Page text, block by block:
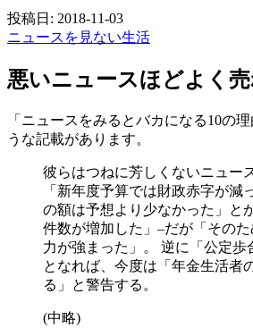
投稿日: 2018-11-03
ニュースを見ない生活
悪いニュースほどよく
「ニュースをみるとバカになる10の
うな記載があります。
彼らはつねに芳しくないニュー
「新年度予算では財政赤字が減
の額は予想より少なかった」と
件数が増加した」–だが「その
力が強まった」。 逆に「公定歩
となれば、今度は「年金生活者
る」と警告する。
(中略)